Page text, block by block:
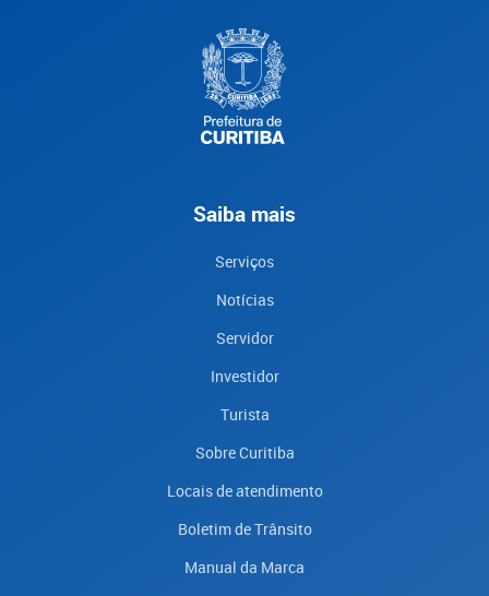
Saiba mais
Serviços
Notícias
Servidor
Investidor
Turista
Sobre Curitiba
Locais de atendimento
Boletim de Trânsito
Manual da Marca